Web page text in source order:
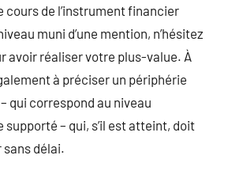
cours de l’instrument financier
muni d’une mention, n’hésitez
avoir réaliser votre plus-value. À
à préciser un périphérie
qui correspond au niveau
supporté – qui, s’il est atteint, doit
sans délai.